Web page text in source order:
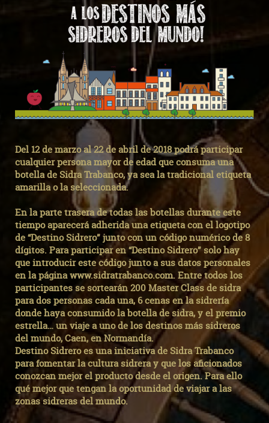
Del 12 de marzo al 22 de abril de 2018 podrá participar
cualquier persona mayor de edad que consuma una
botella de Sidra Trabanco, ya sea la tradicional etiqueta
amarilla o la seleccionada.
En la parte trasera de todas las botellas durante este
tiempo aparecerá adherida una etiqueta con el logotipo
de “Destino Sidrero” junto con un código numérico de 8
dígitos. Para participar en “Destino Sidrero” solo hay
que introducir este código junto a sus datos personales
en la página www.sidratrabanco.com. Entre todos los
participantes se sortearán 200 Master Class de sidra
para dos personas cada una, 6 cenas en la sidrería
donde haya consumido la botella de sidra, y el premio
estrella… un viaje a uno de los destinos más sidreros
del mundo, Caen, en Normandía.
Destino Sidrero es una iniciativa de Sidra Trabanco
para fomentar la cultura sidrera y que los aficionados
conozcan mejor el producto desde el origen. Para ello
qué mejor que tengan la oportunidad de viajar a las
zonas sidreras del mundo.